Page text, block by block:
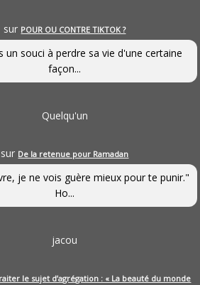
sur POUR OU CONTRE TIKTOK ?
un souci à perdre sa vie d'une certaine
façon...
Quelqu'un
sur De la retenue pour Ramadan
je ne vois guère mieux pour te punir."
Ho...
jacou
le sujet d’agrégation : « La beauté du monde